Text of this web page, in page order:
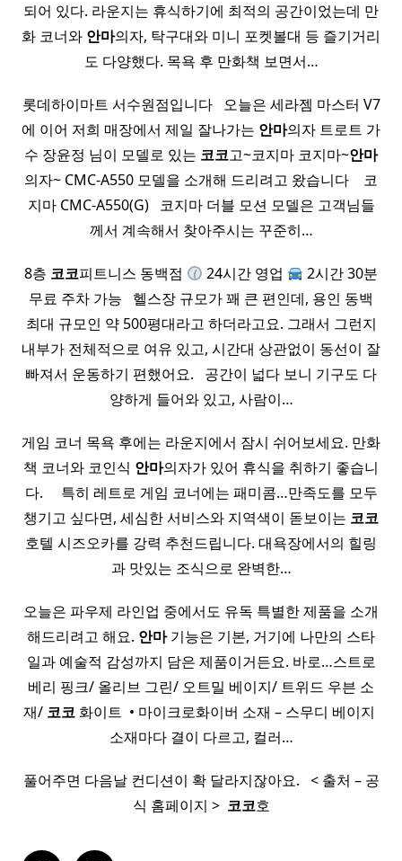
되어 있다. 라운지는 휴식하기에 최적의 공간이었는데 만
화 코너와 안마의자, 탁구대와 미니 포켓볼대 등 즐기거리
도 다양했다. 목욕 후 만화책 보면서…
롯데하이마트 서수원점입니다 ​ ​ 오늘은 세라젬 마스터 V7
에 이어 저희 매장에서 제일 잘나가는 안마의자 트로트 가
수 장윤정 님이 모델로 있는 코코고~코지마 코지마~안마
의자~ CMC-A550 모델을 소개해 드리려고 왔습니다 ​ ​ ​ 코
지마 CMC-A550(G) ​ ​ 코지마 더블 모션 모델은 고객님들
께서 계속해서 찾아주시는 꾸준히…
8층 코코피트니스 동백점 24시간 영업
2시간 30분
무료 주차 가능 ​ ​ 헬스장 규모가 꽤 큰 편인데, 용인 동백
최대 규모인 약 500평대라고 하더라고요. 그래서 그런지
내부가 전체적으로 여유 있고, 시간대 상관없이 동선이 잘
빠져서 운동하기 편했어요. ​ ​ 공간이 넓다 보니 기구도 다
양하게 들어와 있고, 사람이…
게임 코너 목욕 후에는 라운지에서 잠시 쉬어보세요. 만화
책 코너와 코인식 안마의자가 있어 휴식을 취하기 좋습니
다. ​ ​ ​ ​ 특히 레트로 게임 코너에는 패미콤…만족도를 모두
챙기고 싶다면, 세심한 서비스와 지역색이 돋보이는 코코
호텔 시즈오카를 강력 추천드립니다. 대욕장에서의 힐링
과 맛있는 조식으로 완벽한…
오늘은 파우제 라인업 중에서도 유독 특별한 제품을 소개
해드리려고 해요. 안마기능은 기본, 거기에 나만의 스타
일과 예술적 감성까지 담은 제품이거든요. 바로…스트로
베리 핑크/ 올리브 그린/ 오트밀 베이지/ 트위드 우븐 소
재/ 코코 화이트 ​ • 마이크로화이버 소재 – 스무디 베이지 ​
소재마다 결이 다르고, 컬러…
풀어주면 다음날 컨디션이 확 달라지잖아요. ​ ​ < 출처 – 공
식 홈페이지 > ​ 코코호